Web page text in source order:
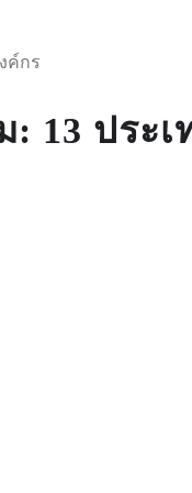
ค์กร
: 13 ประเ